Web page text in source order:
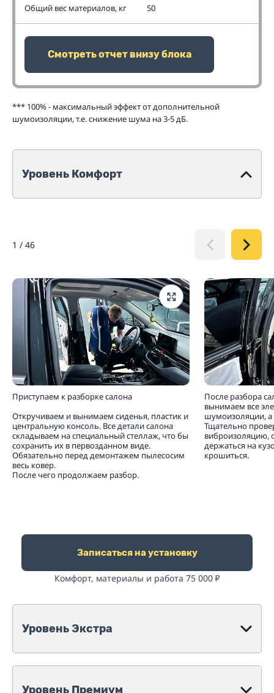
Общий вес материалов, кг
50
Смотреть отчет внизу блока
*** 100% - максимальный эффект от дополнительной
шумоизоляции, т.е. снижение шума на 3-5 дБ.
Уровень Комфорт
1 / 46
Приступаем к разборке салона
Откручиваем и вынимаем сиденья, пластик и
центральную консоль. Все детали салона
складываем на специальный стеллаж, что бы
сохранить их в первозданном виде.
Обязательно перед демонтажем пылесосим
весь ковер.
После чего продолжаем разбор.
После разбора
вынимаем все
шумоизоляции, а
Тщательно
виброизоляцию,
держаться на
крошиться.
Записаться на установку
Комфорт, материалы и работа 75 000 ₽
Уровень Экстра
Уровень Премиум